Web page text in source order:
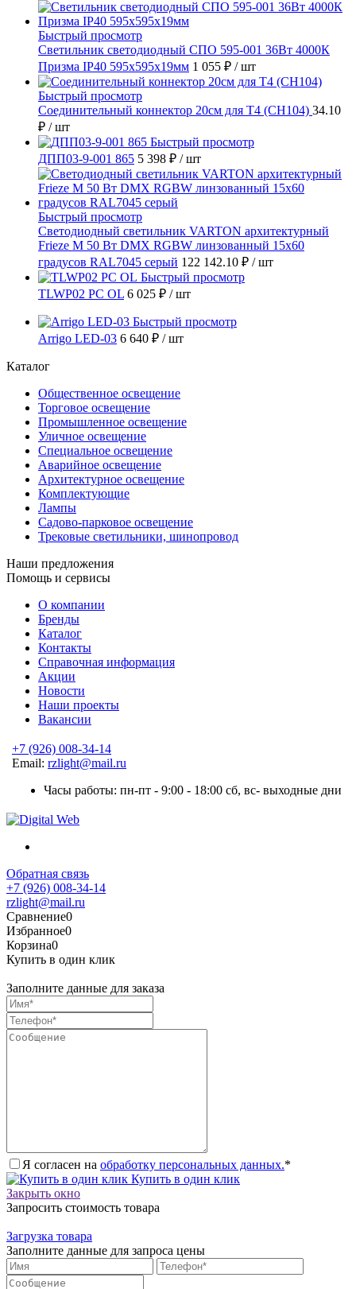
Быстрый просмотр
Светильник светодиодный СПО 595-001 36Вт 4000К
Призма IP40 595х595х19мм 1 055 ₽ / шт
Быстрый просмотр
Соединительный коннектор 20см для T4 (СН104) 34.10
₽ / шт
Быстрый просмотр
ДПП03-9-001 865 5 398 ₽ / шт
Быстрый просмотр
Светодиодный светильник VARTON архитектурный
Frieze M 50 Вт DMX RGBW линзованный 15x60
градусов RAL7045 серый 122 142.10 ₽ / шт
Быстрый просмотр
TLWP02 PC OL 6 025 ₽ / шт
Быстрый просмотр
Arrigo LED-03 6 640 ₽ / шт
Каталог
Общественное освещение
Торговое освещение
Промышленное освещение
Уличное освещение
Специальное освещение
Аварийное освещение
Архитектурное освещение
Комплектующие
Лампы
Садово-парковое освещение
Трековые светильники, шинопровод
Наши предложения
Помощь и сервисы
О компании
Бренды
Каталог
Контакты
Справочная информация
Акции
Новости
Наши проекты
Вакансии
+7 (926) 008-34-14
Email: rzlight@mail.ru
Часы работы: пн-пт - 9:00 - 18:00 сб, вс- выходные дни
Обратная связь
+7 (926) 008-34-14
rzlight@mail.ru
Сравнение0
Избранное0
Корзина0
Купить в один клик
Заполните данные для заказа
Я согласен на обработку персональных данных.*
Купить в один клик
Закрыть окно
Запросить стоимость товара
Загрузка товара
Заполните данные для запроса цены